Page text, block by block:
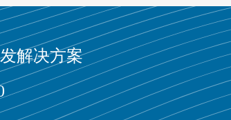
解决方案